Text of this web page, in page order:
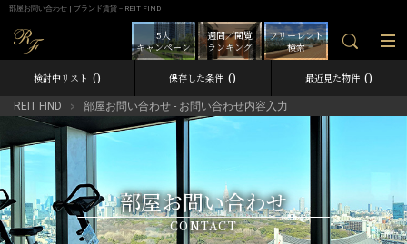
部屋お問い合わせ | ブランド賃貸－REIT FIND
フリーレント
検索
週間／閲覧
ランキング
5大
キャンペーン
検討中リスト 0 保存した条件 0 最近見た物件 0
REIT FIND 部屋お問い合わせ - お問い合わせ内容入力
部屋お問い合わせ
CONTACT